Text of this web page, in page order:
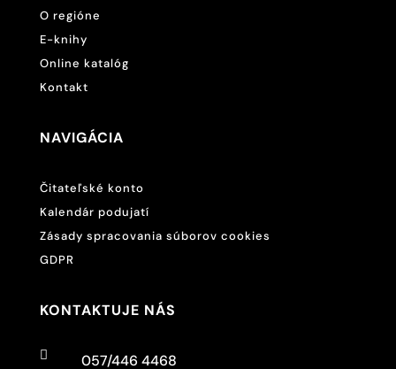
O regióne
E-knihy
Online katalóg
Kontakt
NAVIGÁCIA
Čitateľské konto
Kalendár podujatí
Zásady spracovania súborov cookies
GDPR
KONTAKTUJE NÁS
 057/446 4468